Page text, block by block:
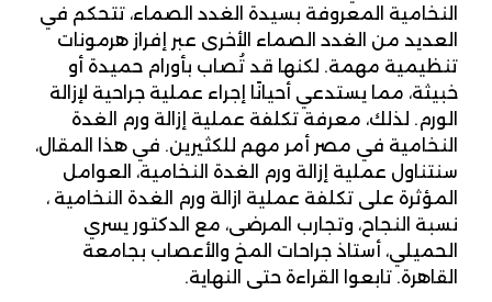
النخامية المعروفة بسيدة الغدد الصماء، تتحكم في
العديد من الغدد الصماء الأخرى عبر إفراز هرمونات
تنظيمية مهمة. لكنها قد تُصاب بأورام حميدة أو
خبيثة، مما يستدعي أحيانًا إجراء عملية جراحية لإزالة
الورم. لذلك، معرفة تكلفة عملية إزالة ورم الغدة
النخامية في مصر أمر مهم للكثيرين. في هذا المقال،
سنتناول عملية إزالة ورم الغدة النخامية، العوامل
المؤثرة على تكلفة عملية ازالة ورم الغدة النخامية ،
نسبة النجاح، وتجارب المرضى، مع الدكتور يسري
الحميلي، أستاذ جراحات المخ والأعصاب بجامعة
القاهرة. تابعوا القراءة حتى النهاية.